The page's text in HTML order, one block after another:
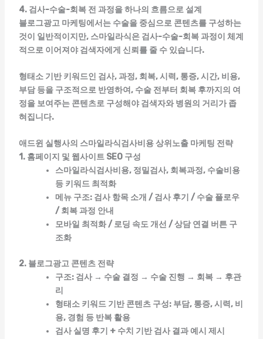
4. 검사-수술-회복 전 과정을 하나의 흐름으로 설계
블로그광고 마케팅에서는 수술을 중심으로 콘텐츠를 구성하는
것이 일반적이지만, 스마일라식은 검사-수술-회복 과정이 체계
적으로 이어져야 검색자에게 신뢰를 줄 수 있습니다.
형태소 기반 키워드인 검사, 과정, 회복, 시력, 통증, 시간, 비용,
부담 등을 구조적으로 반영하여, 수술 전부터 회복 후까지의 여
정을 보여주는 콘텐츠로 구성해야 검색자와 병원의 거리가 좁
혀집니다.
애드윈 실행사의 스마일라식검사비용 상위노출 마케팅 전략
1. 홈페이지 및 웹사이트 SEO 구성
스마일라식검사비용, 정밀검사, 회복과정, 수술비용
등 키워드 최적화
메뉴 구조: 검사 항목 소개 / 검사 후기 / 수술 플로우
/ 회복 과정 안내
모바일 최적화 / 로딩 속도 개선 / 상담 연결 버튼 구
조화
2. 블로그광고 콘텐츠 전략
구조: 검사 → 수술 결정 → 수술 진행 → 회복 → 후관
리
형태소 키워드 기반 콘텐츠 구성: 부담, 통증, 시력, 비
용, 경험 등 반복 활용
검사 실명 후기 + 수치 기반 검사 결과 예시 제시